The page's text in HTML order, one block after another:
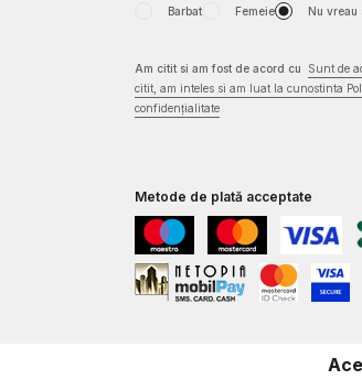
Barbat Femeie Nu vreau
Am citit si am fost de acord cu
Sunt de
citit, am inteles si am luat la cunostinta
confidențialitate
Metode de plată acceptate
NB SOFT.